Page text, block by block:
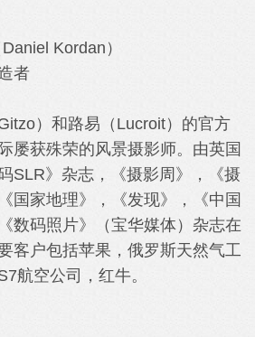
Kordan）
者
）和路易（Lucroit）的官方
屡获殊荣的风景摄影师。由英国
SLR》杂志，《摄影周》，《摄
国家地理》，《发现》，《中国
数码照片》（宝华媒体）杂志在
客户包括苹果，俄罗斯天然气工
航空公司，红牛。